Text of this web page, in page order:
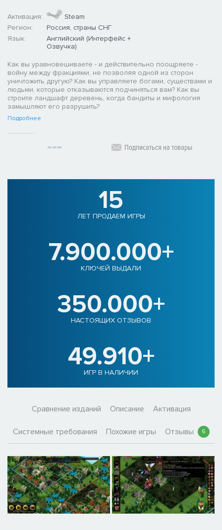
Активация:
Steam
Регион:
Россия, страны СНГ
Язык:
Английский (Интерфейс +
Озвучка)
Как вы уравновешиваете - и действительно поощряете -
войну между фракциями, не позволяя одной из сторон
уничтожить другую? Как вы управляете богами, существами и
людьми, которые отказываются подчиняться вам? Как вы
строите ландшафт деревень, когда бандиты и мифология
замышляют его разрушить?
Подробнее
Подписаться на товары
15
ЛЕТ ПРОДАЕМ ИГРЫ
7.900.000+
КЛЮЧЕЙ ВЫДАЛИ
350.000+
НАСТОЯЩИХ ОТЗЫВОВ
49.910+
ИГР В НАЛИЧИИ
Сравнение изданий Описание Активация
Системные требования Похожие игры Отзывы 6